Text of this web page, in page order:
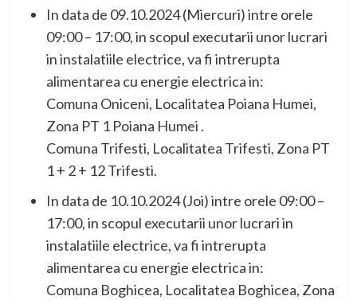
In data de 09.10.2024 (Miercuri) intre orele
09:00 – 17:00, in scopul executarii unor lucrari
in instalatiile electrice, va fi intrerupta
alimentarea cu energie electrica in:
Comuna Oniceni, Localitatea Poiana Humei,
Zona PT 1 Poiana Humei .
Comuna Trifesti, Localitatea Trifesti, Zona PT
1 + 2 + 12 Trifesti.
In data de 10.10.2024 (Joi) intre orele 09:00 –
17:00, in scopul executarii unor lucrari in
instalatiile electrice, va fi intrerupta
alimentarea cu energie electrica in:
Comuna Boghicea, Localitatea Boghicea, Zona